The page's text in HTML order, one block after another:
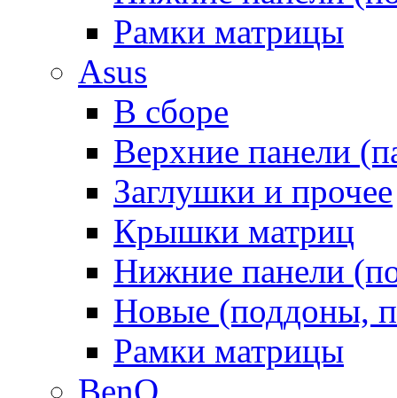
Рамки матрицы
Asus
В сборе
Верхние панели
Заглушки и прочее
Крышки матриц
Нижние панели
Новые (поддоны,
Рамки матрицы
BenQ